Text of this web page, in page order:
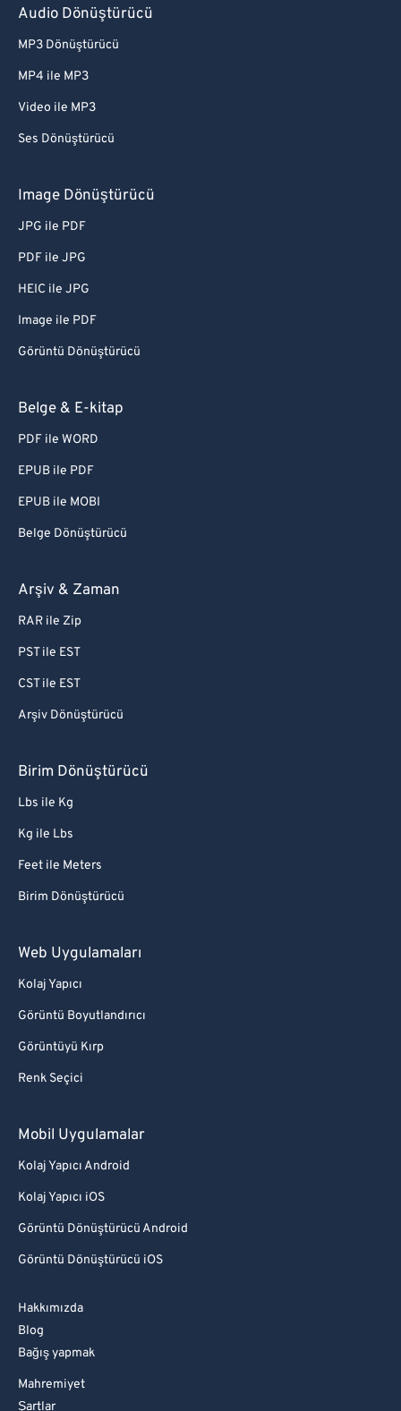
Audio Dönüştürücü
MP3 Dönüştürücü
MP4 ile MP3
Video ile MP3
Ses Dönüştürücü
Image Dönüştürücü
JPG ile PDF
PDF ile JPG
HEIC ile JPG
Image ile PDF
Görüntü Dönüştürücü
Belge & E-kitap
PDF ile WORD
EPUB ile PDF
EPUB ile MOBI
Belge Dönüştürücü
Arşiv & Zaman
RAR ile Zip
PST ile EST
CST ile EST
Arşiv Dönüştürücü
Birim Dönüştürücü
Lbs ile Kg
Kg ile Lbs
Feet ile Meters
Birim Dönüştürücü
Web Uygulamaları
Kolaj Yapıcı
Görüntü Boyutlandırıcı
Görüntüyü Kırp
Renk Seçici
Mobil Uygulamalar
Kolaj Yapıcı Android
Kolaj Yapıcı iOS
Görüntü Dönüştürücü Android
Görüntü Dönüştürücü iOS
Hakkımızda
Blog
Bağış yapmak
Mahremiyet
Şartlar